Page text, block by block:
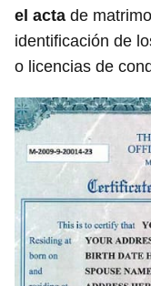
el acta de
identificación de
o licencias de